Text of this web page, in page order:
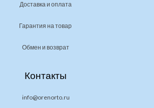
Доставка и оплата
Гарантия на товар
Обмен и возврат
Контакты
info@orenorto.ru